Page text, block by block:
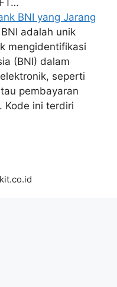
BNI yang Jarang
adalah unik
mengidentifikasi
(BNI) dalam
seperti
pembayaran
Kode ini terdiri